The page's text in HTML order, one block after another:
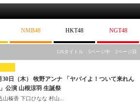
NMB48 HKT48 NGT48
126タイトル 5ページ中 2ページ目
30日（木） 牧野アンナ 「ヤバイよ！ついて来れん
公演 山根涼羽 生誕祭
山榛香 下口ひなな 村山...